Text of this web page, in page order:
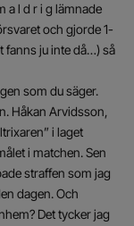
a l d r i g lämnade
och gjorde 1-
fanns ju inte då…) så
som du säger.
Håkan Arvidsson,
i laget
i matchen. Sen
straffen som jag
dagen. Och
Det tycker jag